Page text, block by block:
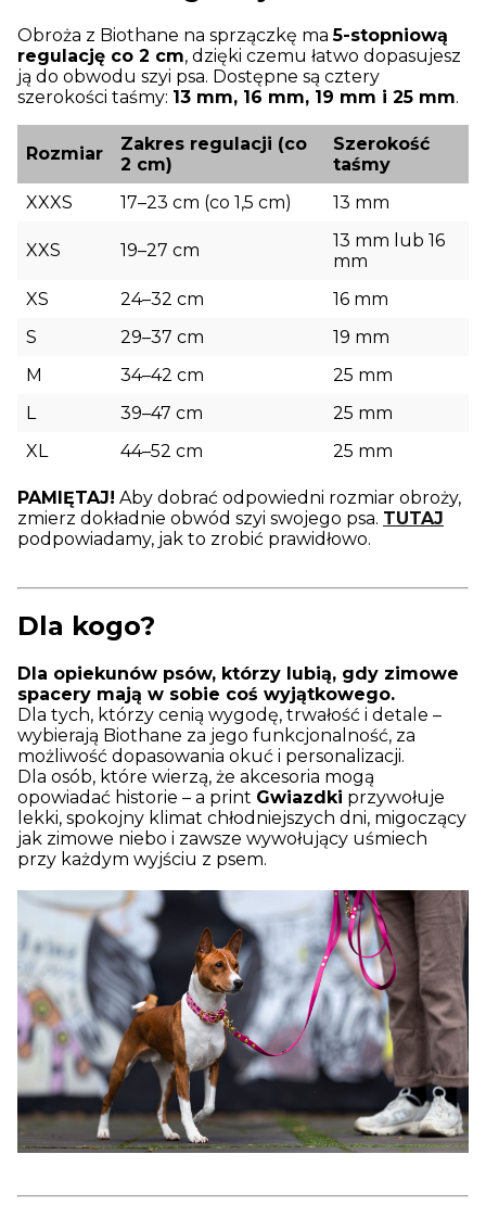
Obroża z Biothane na sprzączkę ma5-stopniową
regulację co 2 cm, dzięki czemu łatwo dopasujesz
ją do obwodu szyi psa. Dostępne są cztery
szerokości taśmy: 13 mm, 16 mm, 19 mm i 25 mm.
Rozmiar
Zakres regulacji (co
2 cm)
Szerokość
taśmy
XXXS
17–23 cm (co 1,5 cm) 13 mm
XXS 19–27 cm
13 mm lub 16
mm
XS
24–32 cm
16 mm
S
29–37 cm
19 mm
M
34–42 cm
25 mm
L
39–47 cm
25 mm
XL
44–52 cm 25 mm
PAMIĘTAJ! Aby dobrać odpowiedni rozmiar obroży,
zmierz dokładnie obwód szyi swojego psa. TUTAJ
podpowiadamy, jak to zrobić prawidłowo.
Dla kogo?
Dla opiekunów psów, którzy lubią, gdy zimowe
spacery mają w sobie coś wyjątkowego.
Dla tych, którzy cenią wygodę, trwałość i detale –
wybierają Biothane za jego funkcjonalność, za
możliwość dopasowania okuć i personalizacji.
Dla osób, które wierzą, że akcesoria mogą
opowiadać historie – a print Gwiazdki przywołuje
lekki, spokojny klimat chłodniejszych dni, migoczący
jak zimowe niebo i zawsze wywołujący uśmiech
przy każdym wyjściu z psem.